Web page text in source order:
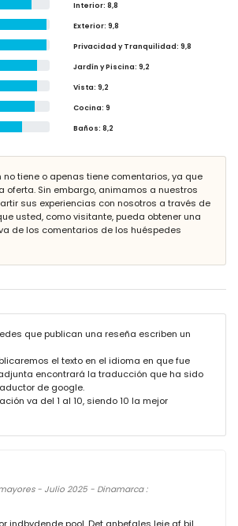
Interior: 8,8
Exterior: 9,8
Privacidad y Tranquilidad: 9,8
Jardín y Piscina: 9,2
Vista: 9,2
Cocina: 9
Baños: 8,2
tiene o apenas tiene comentarios, ya que
oferta. Sin embargo, animamos a nuestros
sus experiencias con nosotros a través de
usted, como visitante, pueda obtener una
de los comentarios de los huéspedes
que publican una reseña escriben un
el texto en el idioma en que fue
encontrará la traducción que ha sido
de google.
va del 1 al 10, siendo 10 la mejor
- Julio 2025 - Dinamarca :